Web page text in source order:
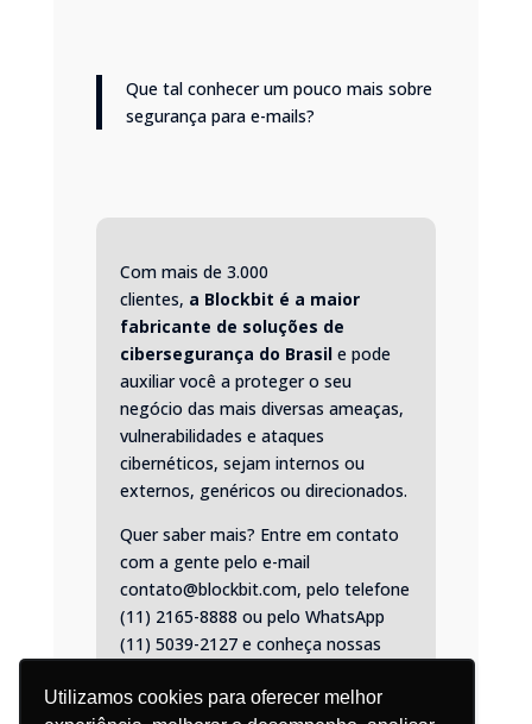
Utilizamos cookies para oferecer melhor
Que tal conhecer um pouco mais sobre
segurança para e-mails?
Com mais de 3.000
clientes, a Blockbit é a maior
fabricante de soluções de
cibersegurança do Brasile pode
auxiliar você a proteger o seu
negócio das mais diversas ameaças,
vulnerabilidades e ataques
cibernéticos, sejam internos ou
externos, genéricos ou direcionados.
Quer saber mais? Entre em contato
com a gente pelo e-mail
contato@blockbit.com, pelo telefone
(11) 2165-8888 ou pelo WhatsApp
(11) 5039-2127e conheça nossas